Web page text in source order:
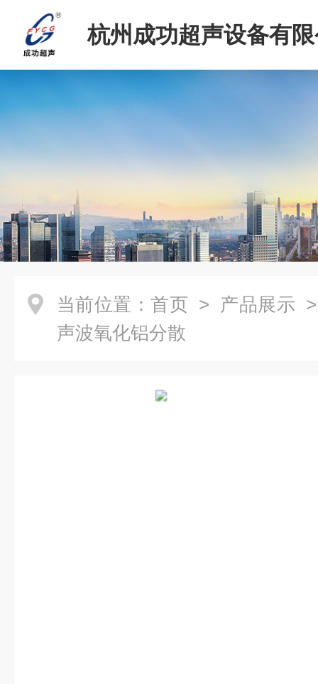
杭州成功超声设备有
当前位置： 首页 > 产品展示
声波氧化铝分散